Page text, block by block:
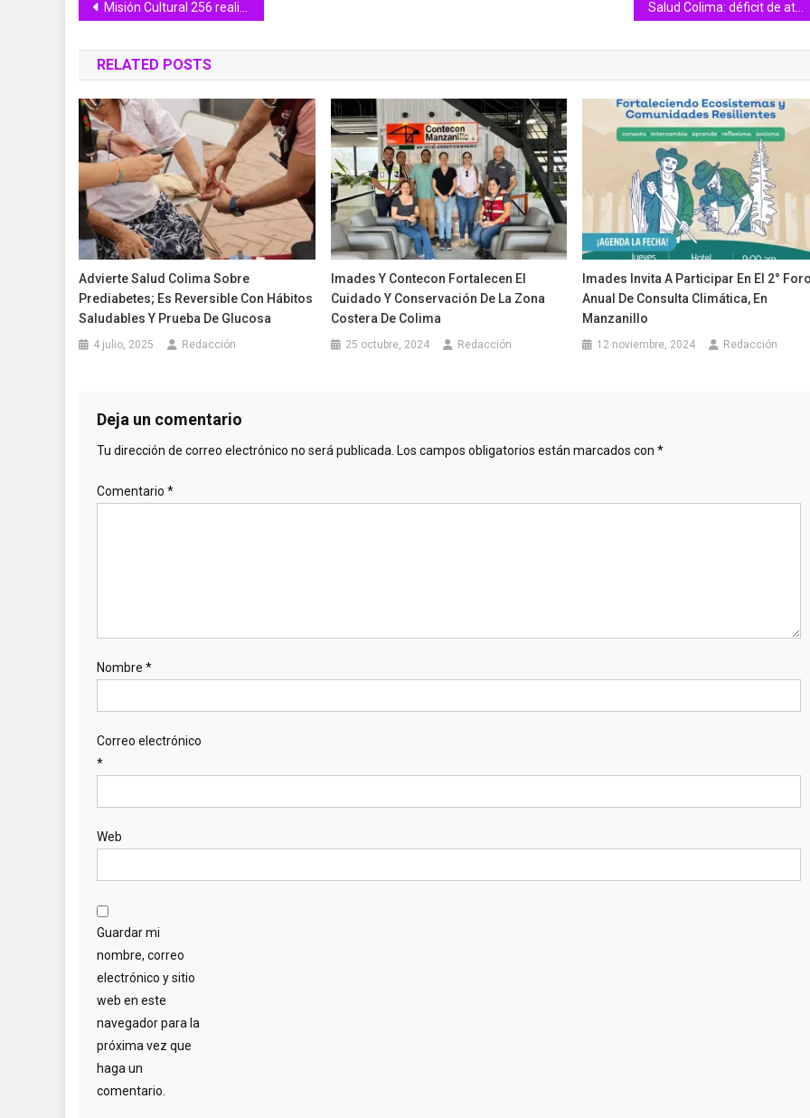
Navegación
de
entradas
Misión Cultural 256 realiza evento de fin de cursos, en Colima
RELATED POSTS
Advierte Salud Colima Sobre
Prediabetes; Es Reversible Con Hábitos
Saludables Y Prueba De Glucosa
4 julio, 2025 Redacción
Imades Y Contecon Fortalecen El
Cuidado Y Conservación De La Zona
Costera De Colima
25 octubre, 2024 Redacción
Imades Invita A Participar En El 2°
Anual De Consulta Climática, En
Manzanillo
12 noviembre, 2024 Redacción
Deja un comentario
Tu dirección de correo electrónico no será publicada. Los campos obligatorios están marcados con *
Comentario *
Nombre *
Correo electrónico
*
Web
Guardar mi
nombre, correo
electrónico y sitio
web en este
navegador para la
próxima vez que
haga un
comentario.